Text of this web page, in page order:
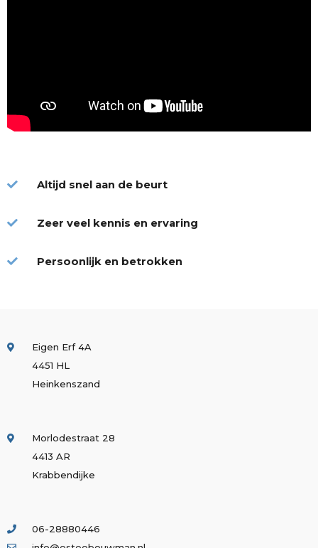
Altijd snel aan de beurt
Zeer veel kennis en ervaring
Persoonlijk en betrokken
Eigen Erf 4A
4451 HL
Heinkenszand
Morlodestraat 28
4413 AR
Krabbendijke
06-28880446